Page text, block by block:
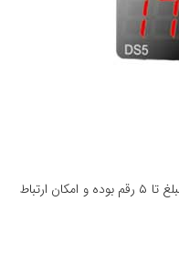
این نمایشگر مبلغ از نوع با قابلیت نمایش مبلغ تا ۵ رقم بوده و امکان ارتباط